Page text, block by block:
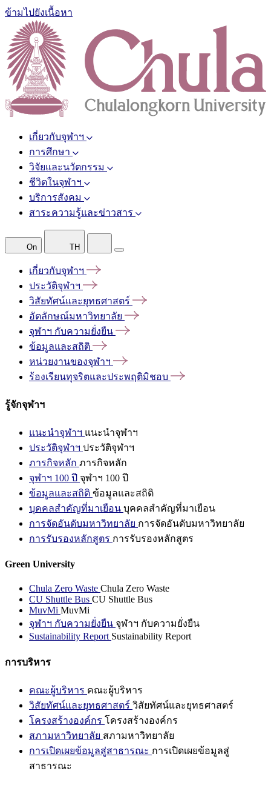
ข้ามไปยังเนื้อหา
เกี่ยวกับจุฬาฯ
การศึกษา
วิจัยและนวัตกรรม
ชีวิตในจุฬาฯ
บริการสังคม
สาระความรู้และข่าวสาร
On TH
เกี่ยวกับจุฬาฯ
ประวัติจุฬาฯ
วิสัยทัศน์และยุทธศาสตร์
อัตลักษณ์มหาวิทยาลัย
จุฬาฯ กับความยั่งยืน
ข้อมูลและสถิติ
หน่วยงานของจุฬาฯ
ร้องเรียนทุจริตและประพฤติมิชอบ
รู้จักจุฬาฯ
แนะนำจุฬาฯ แนะนำจุฬาฯ
ประวัติจุฬาฯ ประวัติจุฬาฯ
ภารกิจหลัก ภารกิจหลัก
จุฬาฯ 100 ปี จุฬาฯ 100 ปี
ข้อมูลและสถิติ ข้อมูลและสถิติ
บุคคลสำคัญที่มาเยือน บุคคลสำคัญที่มาเยือน
การจัดอันดับมหาวิทยาลัย การจัดอันดับมหาวิทยาลัย
การรับรองหลักสูตร การรับรองหลักสูตร
Green University
Chula Zero Waste Chula Zero Waste
CU Shuttle Bus CU Shuttle Bus
MuvMi MuvMi
จุฬาฯ กับความยั่งยืน จุฬาฯ กับความยั่งยืน
Sustainability Report Sustainability Report
การบริหาร
คณะผู้บริหาร คณะผู้บริหาร
วิสัยทัศน์และยุทธศาสตร์ วิสัยทัศน์และยุทธศาสตร์
โครงสร้างองค์กร โครงสร้างองค์กร
สภามหาวิทยาลัย สภามหาวิทยาลัย
การเปิดเผยข้อมูลสู่สาธารณะ การเปิดเผยข้อมูลสู่
สาธารณะ